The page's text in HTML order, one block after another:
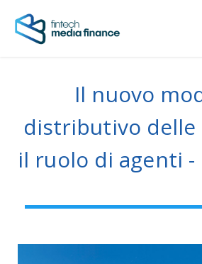
Il nuovo
distributivo delle
il ruolo di agenti